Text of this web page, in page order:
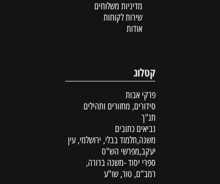
מדיניות משלוחים
שירות לקוחות
אודות
קטלוג
פרקי אבות
סידורים, מחזורים ותהילים
תנ"ך
נביאים כתובים
משנה,תלמוד בבלי, ירושלמי, עין
יעקב,מפרשי הש"ס
ספרי יסוד -משנה ברורה,
רמב"ם, טור, שו"ע